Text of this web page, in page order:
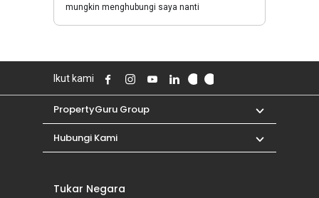
mungkin menghubungi saya nanti
Ikut kami
PropertyGuru Group
Hubungi Kami
Tukar Negara